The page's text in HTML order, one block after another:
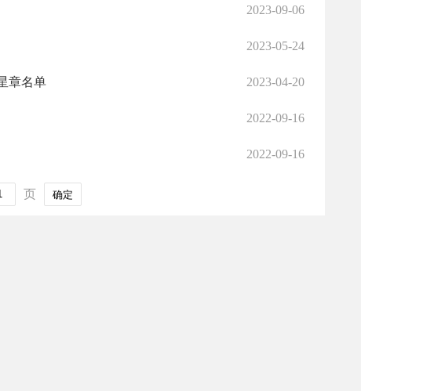
2023-09-06
2023-05-24
章名单 2023-04-20
2022-09-16
2022-09-16
页 确定